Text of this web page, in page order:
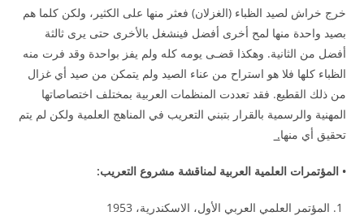
خرج خراش لصيد الظباء (الغزلان) فعثر منها على الكثير، ولكن كلما هم
بصيد واحدة منها لمح أخرى أفضل فينشغل بالأخرى حتى يرى ثالثة
أفضل من الثانية. وهكذا قضـى يومه كله ولم يفز بواحدة وقد فرت منه
الظباء كلها فلا هو استراح من عناء الصيد ولم يتمكن من صيد أي غزال
من ذلك القطيع. فقد تعددت المنظمات العربية بمختلف اختصاصاتها
المهنية والرسمية بالقرار بتبني التعريب في المناهج العلمية ولكن لم يتم
تحقيق أي منها.
• المؤتمرات العلمية العربية لمناقشة مشروع التعريب:
المؤتمر العلمي العربي الأول، الاسكندرية، 1953